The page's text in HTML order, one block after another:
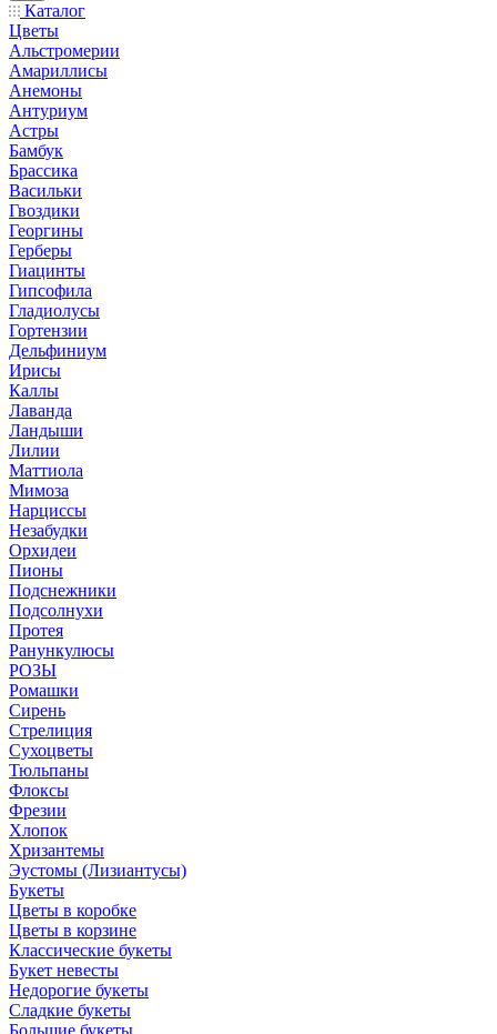
Каталог
Цветы
Альстромерии
Амариллисы
Анемоны
Антуриум
Астры
Бамбук
Брассика
Васильки
Гвоздики
Георгины
Герберы
Гиацинты
Гипсофила
Гладиолусы
Гортензии
Дельфиниум
Ирисы
Каллы
Лаванда
Ландыши
Лилии
Маттиола
Мимоза
Нарциссы
Незабудки
Орхидеи
Пионы
Подснежники
Подсолнухи
Протея
Ранункулюсы
РОЗЫ
Ромашки
Сирень
Стрелиция
Сухоцветы
Тюльпаны
Флоксы
Фрезии
Хлопок
Хризантемы
Эустомы (Лизиантусы)
Букеты
Цветы в коробке
Цветы в корзине
Классические букеты
Букет невесты
Недорогие букеты
Сладкие букеты
Большие букеты